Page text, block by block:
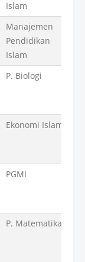
Islam
Manajemen
Pendidikan
Islam
P. Biologi
Ekonomi Islam
PGMI
P. Matematika